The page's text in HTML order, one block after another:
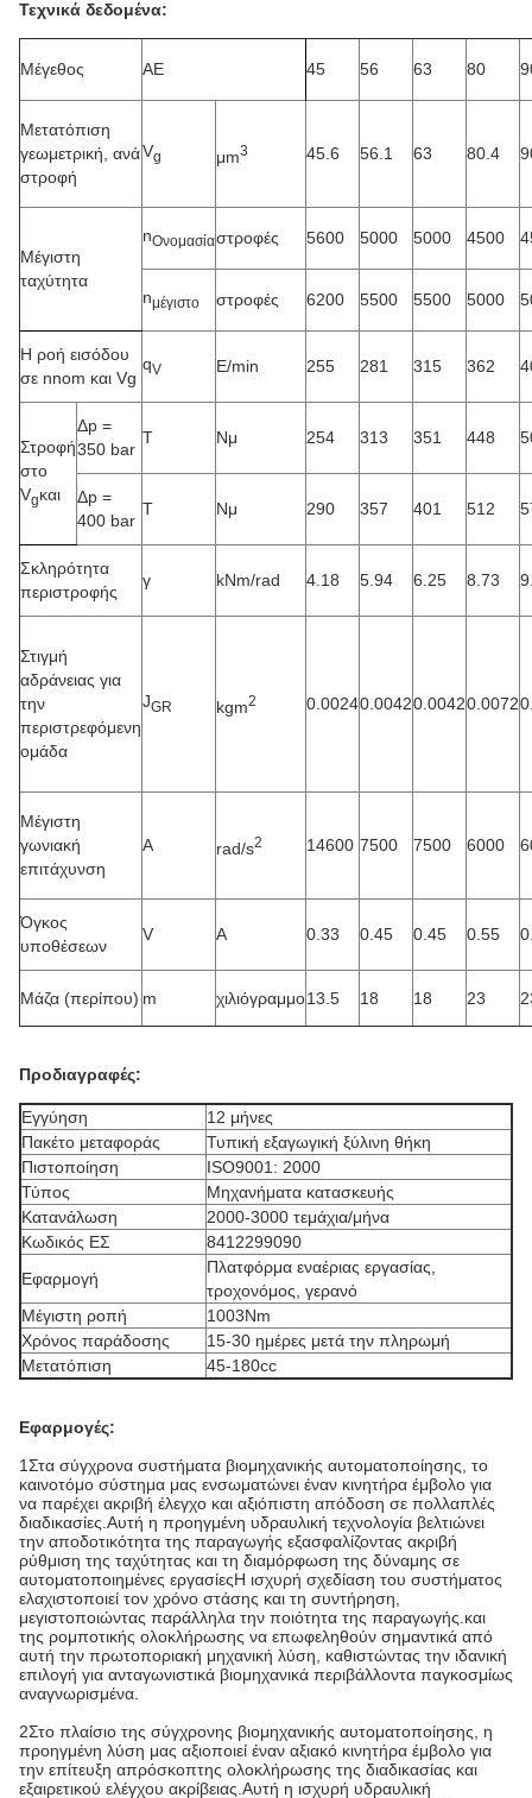
Τεχνικά δεδομένα:
Μέγεθος ΑΕ 45 56 63 80
Μετατόπιση
γεωμετρική, ανά
στροφή
Vg μm3 45.6 56.1 63 80.4
Μέγιστη
ταχύτητα
nΟνομασίαστροφές 5600 5000 5000 4500
nμέγιστο στροφές 6200 5500 5500 5000
Η ροή εισόδου
σε nnom και Vg
qV Ε/min 255 281 315 362
Στροφή
στο
Vgκαι
Δp =
350 bar
Τ Νμ 254 313 351 448
Δp =
400 bar
Τ Νμ 290 357 401 512
Σκληρότητα
περιστροφής
γ kNm/rad 4.18 5.94 6.25 8.73
Στιγμή
αδράνειας για
την
περιστρεφόμενη
ομάδα
JGR kgm2 0.00240.00420.00420.0072
Μέγιστη
γωνιακή
επιτάχυνση
Α rad/s2 14600 7500 7500 6000
Όγκος
υποθέσεων
V Α 0.33 0.45 0.45 0.55
Μάζα (περίπου) m χιλιόγραμμο13.5 18 18 23
Προδιαγραφές:
Εγγύηση
12 μήνες
Πακέτο μεταφοράς
Τυπική εξαγωγική ξύλινη θήκη
Πιστοποίηση
ISO9001: 2000
Τύπος
Μηχανήματα κατασκευής
Κατανάλωση
2000-3000 τεμάχια/μήνα
Κωδικός ΕΣ
8412299090
Εφαρμογή
Πλατφόρμα εναέριας εργασίας,
τροχονόμος, γερανό
Μέγιστη ροπή
1003Nm
Χρόνος παράδοσης
15-30 ημέρες μετά την πληρωμή
Μετατόπιση
45-180cc
Εφαρμογές:
1Στα σύγχρονα συστήματα βιομηχανικής αυτοματοποίησης, το
καινοτόμο σύστημα μας ενσωματώνει έναν κινητήρα έμβολο για
να παρέχει ακριβή έλεγχο και αξιόπιστη απόδοση σε πολλαπλές
διαδικασίες.Αυτή η προηγμένη υδραυλική τεχνολογία βελτιώνει
την αποδοτικότητα της παραγωγής εξασφαλίζοντας ακριβή
ρύθμιση της ταχύτητας και τη διαμόρφωση της δύναμης σε
αυτοματοποιημένες εργασίεςΗ ισχυρή σχεδίαση του συστήματος
ελαχιστοποιεί τον χρόνο στάσης και τη συντήρηση,
μεγιστοποιώντας παράλληλα την ποιότητα της παραγωγής.και
της ρομποτικής ολοκλήρωσης να επωφεληθούν σημαντικά από
αυτή την πρωτοποριακή μηχανική λύση, καθιστώντας την ιδανική
επιλογή για ανταγωνιστικά βιομηχανικά περιβάλλοντα παγκοσμίως
αναγνωρισμένα.
2Στο πλαίσιο της σύγχρονης βιομηχανικής αυτοματοποίησης, η
προηγμένη λύση μας αξιοποιεί έναν αξιακό κινητήρα έμβολο για
την επίτευξη απρόσκοπτης ολοκλήρωσης της διαδικασίας και
εξαιρετικού ελέγχου ακρίβειας.Αυτή η ισχυρή υδραυλική